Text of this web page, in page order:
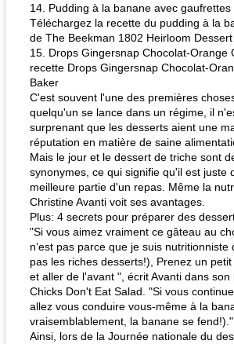
14. Pudding à la banane avec gaufrettes
Téléchargez la recette du pudding à la
de The Beekman 1802 Heirloom
15. Drops Gingersnap Chocolat-Orange
recette Drops Gingersnap Chocolat-
Baker
C'est souvent l'une des premières
quelqu'un se lance dans un régime, il
surprenant que les desserts aient une
réputation en matière de saine
Mais le jour et le dessert de triche sont
synonymes, ce qui signifie qu'il est juste
meilleure partie d'un repas. Même la
Christine Avanti voit ses avantages.
Plus: 4 secrets pour préparer des
"Si vous aimez vraiment ce gâteau au
n’est pas parce que je suis nutritionniste
pas les riches desserts!), Prenez un
et aller de l'avant ", écrit Avanti dans son
Chicks Don't Eat Salad. "Si vous
allez vous conduire vous-même à la
vraisemblablement, la banane se fend!)."
Ainsi, lors de la Journée nationale du